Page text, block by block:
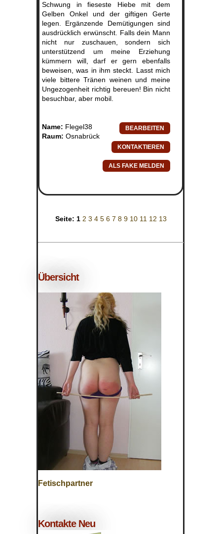
Schwung in fieseste Hiebe mit dem
Gelben Onkel und der giftigen Gerte
legen. Ergänzende Demütigungen sind
ausdrücklich erwünscht. Falls dein Mann
nicht nur zuschauen, sondern sich
unterstützend um meine Erziehung
kümmern will, darf er gern ebenfalls
beweisen, was in ihm steckt. Lasst mich
viele bittere Tränen weinen und meine
Ungezogenheit richtig bereuen! Bin nicht
besuchbar, aber mobil.
Name: Flegel38
Raum: Osnabrück
Seite: 1 2 3 4 5 6 7 8 9 10 11 12 13
Übersicht
Fetischpartner
Kontakte Neu